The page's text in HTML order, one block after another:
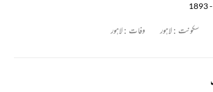
1893
سکونت :لاہور وفات :لاہور